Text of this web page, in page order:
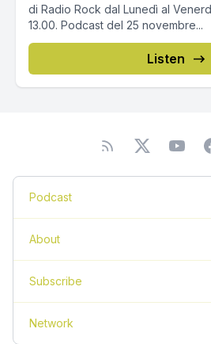
di Radio Rock dal Lunedì al
13.00. Podcast del 25 novembre...
Listen
Podcast
About
Subscribe
Network